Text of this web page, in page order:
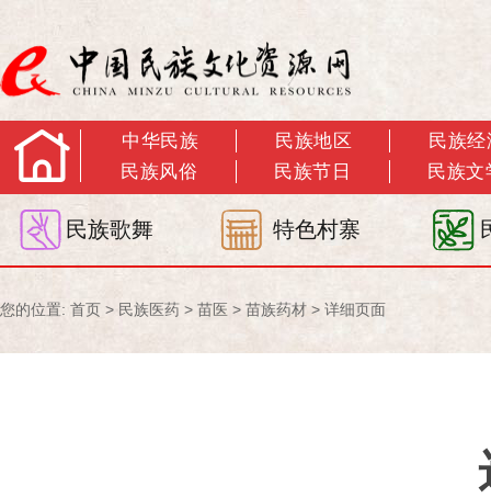
中华民族 民族地区
民族经
民族风俗
民族节日 民族文
民族歌舞 特色村寨
您的位置: 首页 > 民族医药 > 苗医 > 苗族药材 > 详细页面